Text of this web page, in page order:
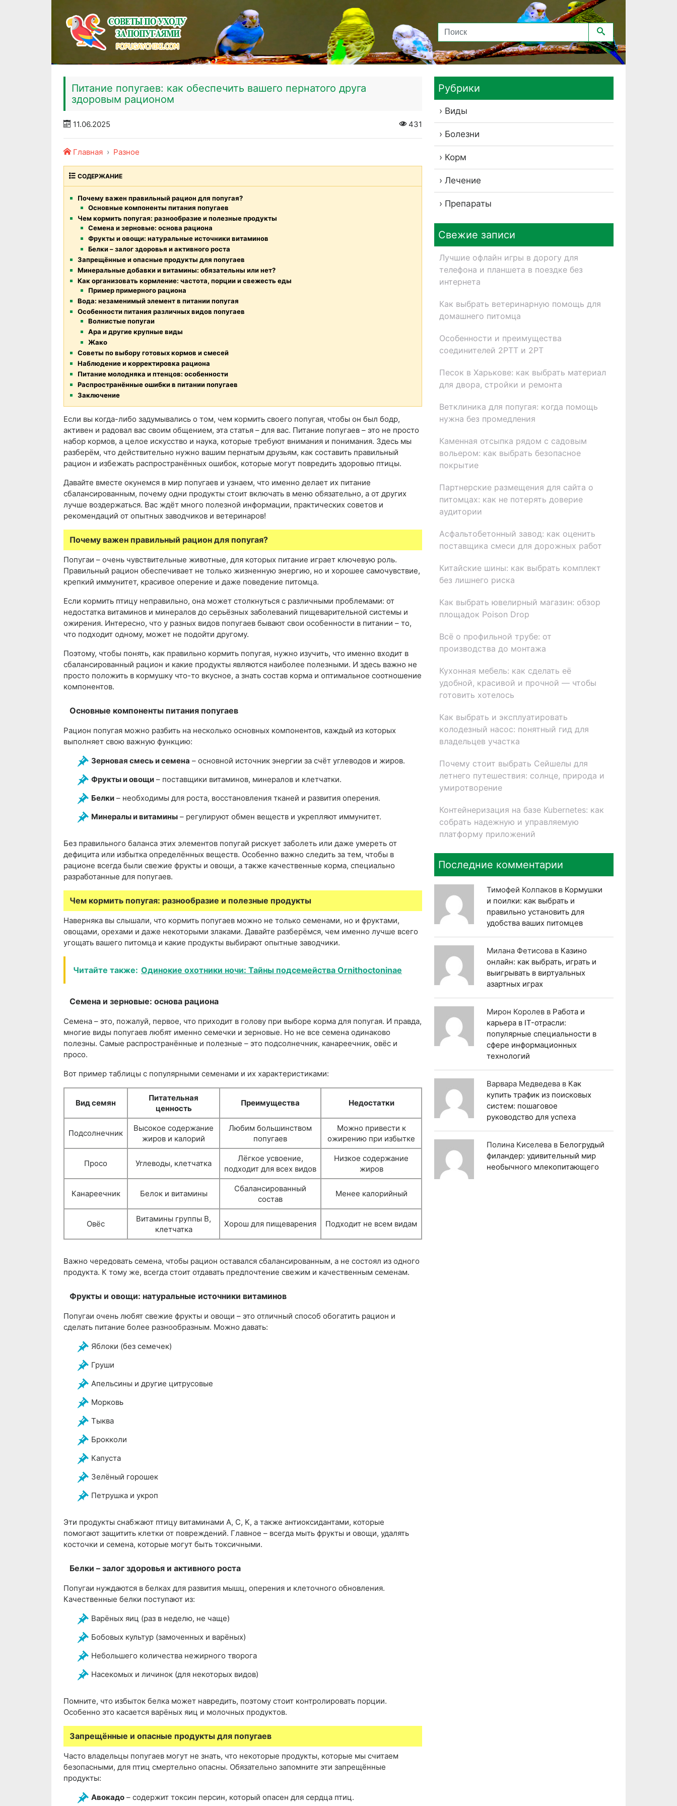
Питание попугаев: как обеспечить вашего пернатого друга
здоровым рационом
11.06.2025 431
Главная Разное
СОДЕРЖАНИЕ
Почему важен правильный рацион для попугая?
Основные компоненты питания попугаев
Чем кормить попугая: разнообразие и полезные продукты
Семена и зерновые: основа рациона
Фрукты и овощи: натуральные источники витаминов
Белки – залог здоровья и активного роста
Запрещённые и опасные продукты для попугаев
Минеральные добавки и витамины: обязательны или нет?
Как организовать кормление: частота, порции и свежесть еды
Пример примерного рациона
Вода: незаменимый элемент в питании попугая
Особенности питания различных видов попугаев
Волнистые попугаи
Ара и другие крупные виды
Жако
Советы по выбору готовых кормов и смесей
Наблюдение и корректировка рациона
Питание молодняка и птенцов: особенности
Распространённые ошибки в питании попугаев
Заключение
Если вы когда-либо задумывались о том, чем кормить своего попугая, чтобы он был бодр,
активен и радовал вас своим общением, эта статья – для вас. Питание попугаев – это не просто
набор кормов, а целое искусство и наука, которые требуют внимания и понимания. Здесь мы
разберём, что действительно нужно вашим пернатым друзьям, как составить правильный
рацион и избежать распространённых ошибок, которые могут повредить здоровью птицы.
Давайте вместе окунемся в мир попугаев и узнаем, что именно делает их питание
сбалансированным, почему одни продукты стоит включать в меню обязательно, а от других
лучше воздержаться. Вас ждёт много полезной информации, практических советов и
рекомендаций от опытных заводчиков и ветеринаров!
Почему важен правильный рацион для попугая?
Попугаи – очень чувствительные животные, для которых питание играет ключевую роль.
Правильный рацион обеспечивает не только жизненную энергию, но и хорошее самочувствие,
крепкий иммунитет, красивое оперение и даже поведение питомца.
Если кормить птицу неправильно, она может столкнуться с различными проблемами: от
недостатка витаминов и минералов до серьёзных заболеваний пищеварительной системы и
ожирения. Интересно, что у разных видов попугаев бывают свои особенности в питании – то,
что подходит одному, может не подойти другому.
Поэтому, чтобы понять, как правильно кормить попугая, нужно изучить, что именно входит в
сбалансированный рацион и какие продукты являются наиболее полезными. И здесь важно не
просто положить в кормушку что-то вкусное, а знать состав корма и оптимальное соотношение
компонентов.
Основные компоненты питания попугаев
Рацион попугая можно разбить на несколько основных компонентов, каждый из которых
выполняет свою важную функцию:
Зерновая смесь и семена – основной источник энергии за счёт углеводов и жиров.
Фрукты и овощи – поставщики витаминов, минералов и клетчатки.
Белки – необходимы для роста, восстановления тканей и развития оперения.
Минералы и витамины – регулируют обмен веществ и укрепляют иммунитет.
Без правильного баланса этих элементов попугай рискует заболеть или даже умереть от
дефицита или избытка определённых веществ. Особенно важно следить за тем, чтобы в
рационе всегда были свежие фрукты и овощи, а также качественные корма, специально
разработанные для попугаев.
Чем кормить попугая: разнообразие и полезные продукты
Наверняка вы слышали, что кормить попугаев можно не только семенами, но и фруктами,
овощами, орехами и даже некоторыми злаками. Давайте разберёмся, чем именно лучше всего
угощать вашего питомца и какие продукты выбирают опытные заводчики.
Читайте также: Одинокие охотники ночи: Тайны подсемейства Ornithoctoninae
Семена и зерновые: основа рациона
Семена – это, пожалуй, первое, что приходит в голову при выборе корма для попугая. И правда,
многие виды попугаев любят именно семечки и зерновые. Но не все семена одинаково
полезны. Самые распространённые и полезные – это подсолнечник, канареечник, овёс и
просо.
Вот пример таблицы с популярными семенами и их характеристиками:
Вид семян
Питательная
ценность
Преимущества Недостатки
Подсолнечник
Высокое содержание
жиров и калорий
Любим большинством
попугаев
Можно привести к
ожирению при избытке
Просо Углеводы, клетчатка
Лёгкое усвоение,
подходит для всех видов
Низкое содержание
жиров
Канареечник Белок и витамины
Сбалансированный
состав
Менее калорийный
Овёс
Витамины группы B,
клетчатка
Хорош для пищеварения Подходит не всем видам
Важно чередовать семена, чтобы рацион оставался сбалансированным, а не состоял из одного
продукта. К тому же, всегда стоит отдавать предпочтение свежим и качественным семенам.
Фрукты и овощи: натуральные источники витаминов
Попугаи очень любят свежие фрукты и овощи – это отличный способ обогатить рацион и
сделать питание более разнообразным. Можно давать:
Яблоки (без семечек)
Груши
Апельсины и другие цитрусовые
Морковь
Тыква
Брокколи
Капуста
Зелёный горошек
Петрушка и укроп
Эти продукты снабжают птицу витаминами A, C, K, а также антиоксидантами, которые
помогают защитить клетки от повреждений. Главное – всегда мыть фрукты и овощи, удалять
косточки и семена, которые могут быть токсичными.
Белки – залог здоровья и активного роста
Попугаи нуждаются в белках для развития мышц, оперения и клеточного обновления.
Качественные белки поступают из:
Варёных яиц (раз в неделю, не чаще)
Бобовых культур (замоченных и варёных)
Небольшего количества нежирного творога
Насекомых и личинок (для некоторых видов)
Помните, что избыток белка может навредить, поэтому стоит контролировать порции.
Особенно это касается варёных яиц и молочных продуктов.
Запрещённые и опасные продукты для попугаев
Часто владельцы попугаев могут не знать, что некоторые продукты, которые мы считаем
безопасными, для птиц смертельно опасны. Обязательно запомните эти запрещённые
продукты:
Авокадо – содержит токсин персин, который опасен для сердца птиц.
Рубрики
Виды
Болезни
Корм
Лечение
Препараты
Свежие записи
Лучшие офлайн игры в дорогу для
телефона и планшета в поездке без
интернета
Как выбрать ветеринарную помощь для
домашнего питомца
Особенности и преимущества
соединителей 2РТТ и 2РТ
Песок в Харькове: как выбрать материал
для двора, стройки и ремонта
Ветклиника для попугая: когда помощь
нужна без промедления
Каменная отсыпка рядом с садовым
вольером: как выбрать безопасное
покрытие
Партнерские размещения для сайта о
питомцах: как не потерять доверие
аудитории
Асфальтобетонный завод: как оценить
поставщика смеси для дорожных работ
Китайские шины: как выбрать комплект
без лишнего риска
Как выбрать ювелирный магазин: обзор
площадок Poison Drop
Всё о профильной трубе: от
производства до монтажа
Кухонная мебель: как сделать её
удобной, красивой и прочной — чтобы
готовить хотелось
Как выбрать и эксплуатировать
колодезный насос: понятный гид для
владельцев участка
Почему стоит выбрать Сейшелы для
летнего путешествия: солнце, природа и
умиротворение
Контейнеризация на базе Kubernetes: как
собрать надежную и управляемую
платформу приложений
Последние комментарии
Тимофей Колпаков в Кормушки
и поилки: как выбрать и
правильно установить для
удобства ваших питомцев
Милана Фетисова в Казино
онлайн: как выбрать, играть и
выигрывать в виртуальных
азартных играх
Мирон Королев в Работа и
карьера в IT-отрасли:
популярные специальности в
сфере информационных
технологий
Варвара Медведева в Как
купить трафик из поисковых
систем: пошаговое
руководство для успеха
Полина Киселева в Белогрудый
филандер: удивительный мир
необычного млекопитающего